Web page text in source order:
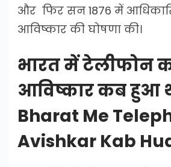
और फिर सन 1876 में
आविष्कार की घोषणा की।
भारत में टेलीफोन
आविष्कार कब हुआ
Bharat Me
Avishkar Kab